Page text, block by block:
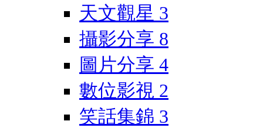
天文觀星 3
攝影分享 8
圖片分享 4
數位影視 2
笑話集錦 3